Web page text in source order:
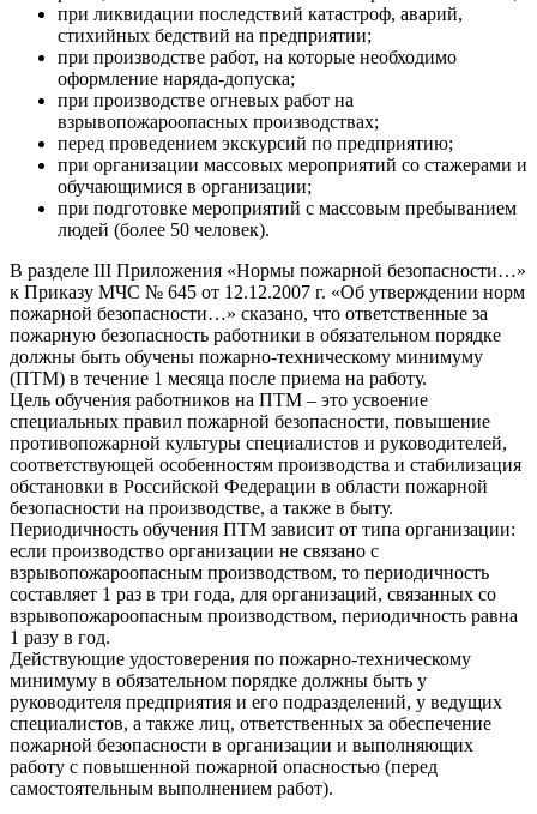
при ликвидации последствий катастроф, аварий,
стихийных бедствий на предприятии;
при производстве работ, на которые необходимо
оформление наряда-допуска;
при производстве огневых работ на
взрывопожароопасных производствах;
перед проведением экскурсий по предприятию;
при организации массовых мероприятий со стажерами и
обучающимися в организации;
при подготовке мероприятий с массовым пребыванием
людей (более 50 человек).
В разделе III Приложения «Нормы пожарной безопасности…»
к Приказу МЧС № 645 от 12.12.2007 г. «Об утверждении норм
пожарной безопасности…» сказано, что ответственные за
пожарную безопасность работники в обязательном порядке
должны быть обучены пожарно-техническому минимуму
(ПТМ) в течение 1 месяца после приема на работу.
Цель обучения работников на ПТМ – это усвоение
специальных правил пожарной безопасности, повышение
противопожарной культуры специалистов и руководителей,
соответствующей особенностям производства и стабилизация
обстановки в Российской Федерации в области пожарной
безопасности на производстве, а также в быту.
Периодичность обучения ПТМ зависит от типа организации:
если производство организации не связано с
взрывопожароопасным производством, то периодичность
составляет 1 раз в три года, для организаций, связанных со
взрывопожароопасным производством, периодичность равна
1 разу в год.
Действующие удостоверения по пожарно-техническому
минимуму в обязательном порядке должны быть у
руководителя предприятия и его подразделений, у ведущих
специалистов, а также лиц, ответственных за обеспечение
пожарной безопасности в организации и выполняющих
работу с повышенной пожарной опасностью (перед
самостоятельным выполнением работ).